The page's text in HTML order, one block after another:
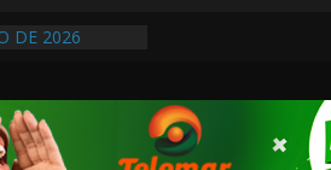
DE 2026
ES
MUÑOZ;